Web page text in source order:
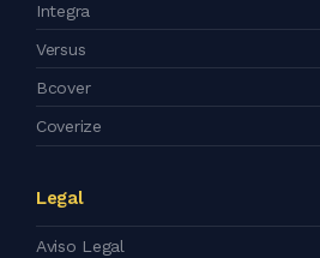
Integra
Versus
Bcover
Coverize
Legal
Aviso Legal